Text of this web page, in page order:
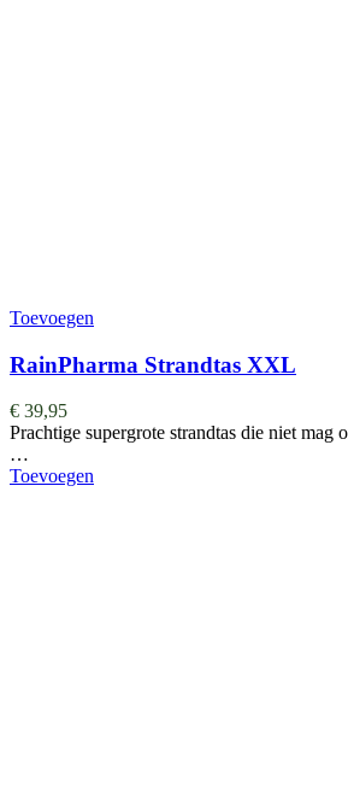
Toevoegen
RainPharma Strandtas XXL
€ 39,95
Prachtige supergrote strandtas die niet mag
…
Toevoegen